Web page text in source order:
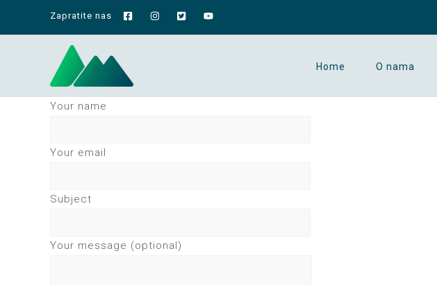
Zapratite nas
Home O nama
Your name
Your email
Subject
Your message (optional)